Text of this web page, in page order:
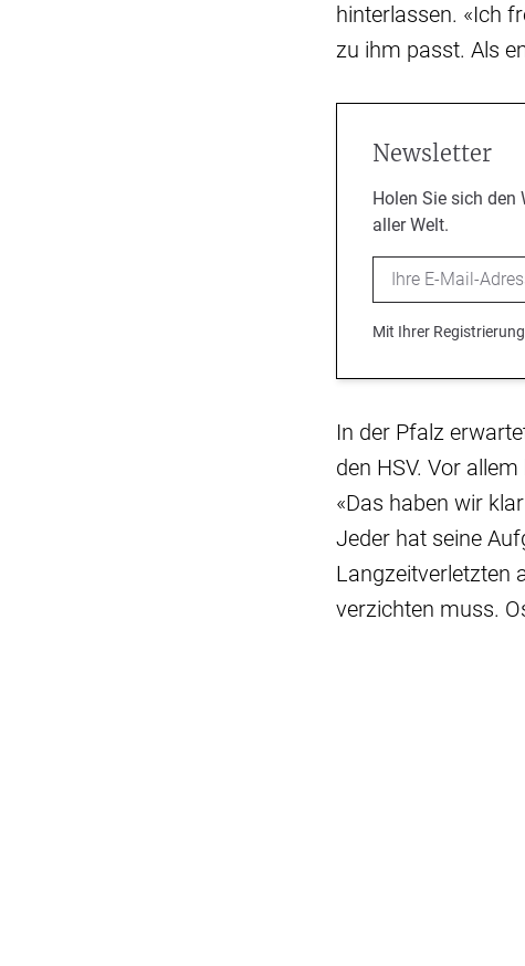
hinterlassen. «Ich
zu ihm passt. Als
Newsletter
Holen Sie sich den
aller Welt.
Email
Mit Ihrer
In der Pfalz
den HSV. Vor
«Das haben wir
Jeder hat seine
Langzeitverletzten
verzichten muss.